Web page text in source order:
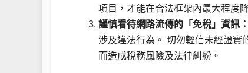
項目，才能在合法框架內最大程度
謹慎看待網路流傳的「免稅」資訊：
涉及違法行為。 切勿輕信未經證實
而造成稅務風險及法律糾紛。